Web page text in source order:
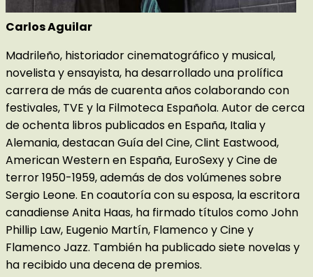
Carlos Aguilar
Madrileño, historiador cinematográfico y musical,
novelista y ensayista, ha desarrollado una prolífica
carrera de más de cuarenta años colaborando con
festivales, TVE y la Filmoteca Española. Autor de cerca
de ochenta libros publicados en España, Italia y
Alemania, destacan Guía del Cine, Clint Eastwood,
American Western en España, EuroSexy y Cine de
terror 1950-1959, además de dos volúmenes sobre
Sergio Leone. En coautoría con su esposa, la escritora
canadiense Anita Haas, ha firmado títulos como John
Phillip Law, Eugenio Martín, Flamenco y Cine y
Flamenco Jazz. También ha publicado siete novelas y
ha recibido una decena de premios.